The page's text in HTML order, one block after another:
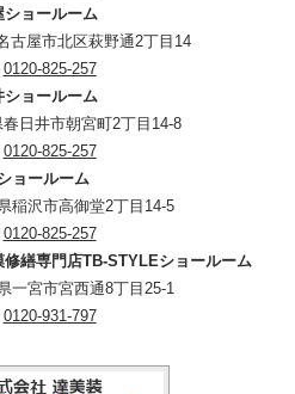
ショールーム
古屋市北区萩野通2丁目14
0120-825-257
ショールーム
日井市朝宮町2丁目14-8
0120-825-257
ョールーム
稲沢市高御堂2丁目14-5
0120-825-257
繕専門店TB-STYLEショールーム
一宮市宮西通8丁目25-1
0120-931-797